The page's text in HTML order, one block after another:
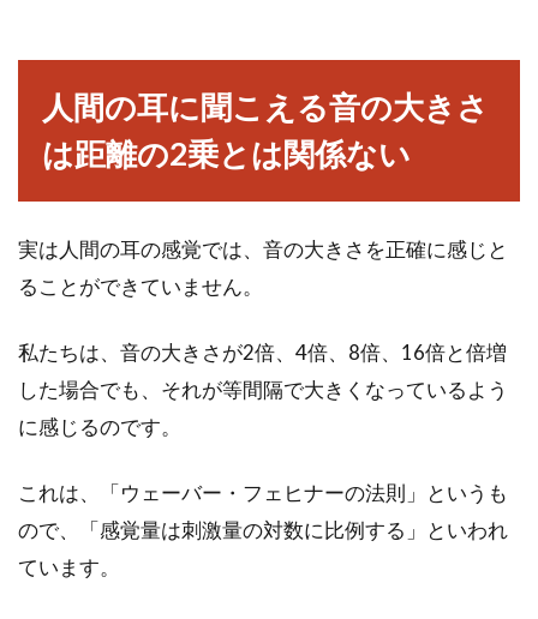
家に蜘蛛などの害虫が！どこから侵
入する？駆除は誰が行う？
も、蜘蛛やゴキブリなどの害虫がたびたび部屋
に出没することが...
モデムやルーターの設定は？ドコモ
くさんの情報を集めることができますが、集合
住宅の回線の情...
人間の耳に聞こえる音の大きさ
は距離の2乗とは関係ない
実は人間の耳の感覚では、音の大きさを正確に感じと
ることができていません。
私たちは、音の大きさが2倍、4倍、8倍、16倍と倍増
した場合でも、それが等間隔で大きくなっているよう
に感じるのです。
これは、「ウェーバー・フェヒナーの法則」というも
ので、「感覚量は刺激量の対数に比例する」といわれ
ています。